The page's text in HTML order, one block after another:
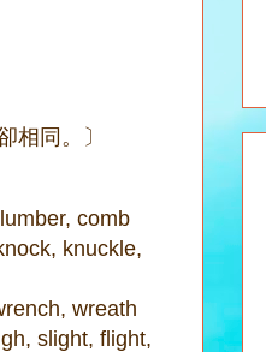
相同。〕
comb
knuckle,
wreath
slight, flight,